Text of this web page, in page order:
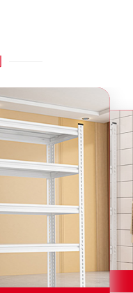
物流行业货架展示案例四
物流行业货架展示案例三